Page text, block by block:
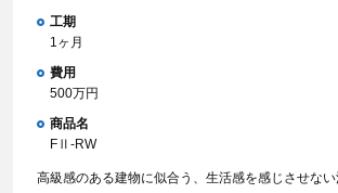
工期
1ヶ月
費用
500万円
商品名
FⅡ-RW
高級感のある建物に似合う、生活感を感じさせな